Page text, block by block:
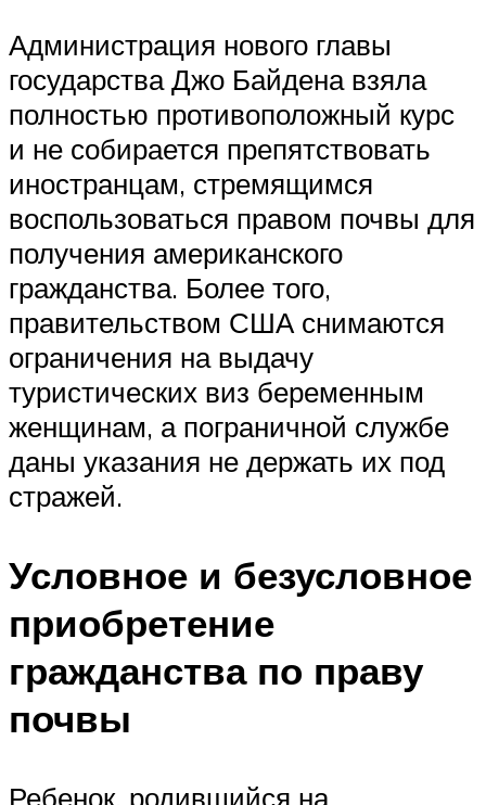
Администрация нового главы
государства Джо Байдена взяла
полностью противоположный курс
и не собирается препятствовать
иностранцам, стремящимся
воспользоваться правом почвы для
получения американского
гражданства. Более того,
правительством США снимаются
ограничения на выдачу
туристических виз беременным
женщинам, а пограничной службе
даны указания не держать их под
стражей.
Условное и безусловное
приобретение
гражданства по праву
почвы
Ребенок, родившийся на